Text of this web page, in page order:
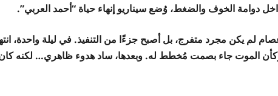
دوامة الخوف والضغط، وُضع سيناريو إنهاء حياة “أحمد العربي”.
لم يكن مجرد متفرج، بل أصبح جزءًا من التنفيذ. في ليلة واحدة،
الموت جاء بصمت مُخطط له. وبعدها، ساد هدوء ظاهري… لكنه كان